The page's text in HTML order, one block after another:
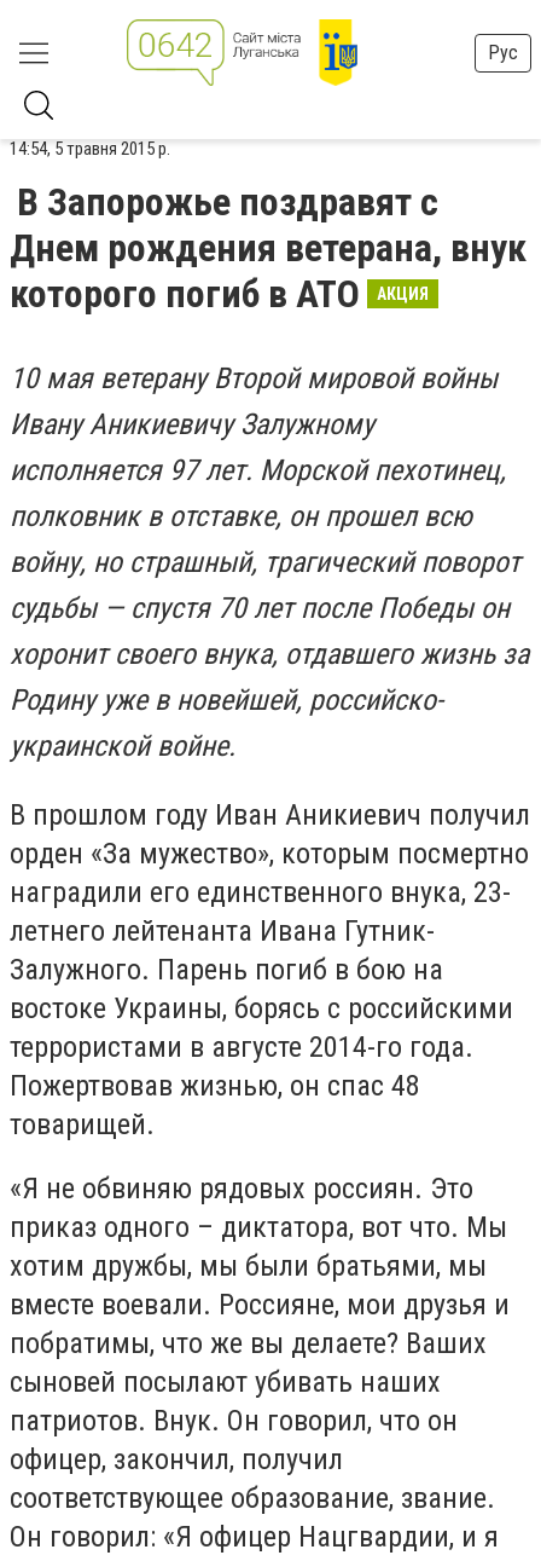
Рус
14:54, 5 травня 2015 р.
В Запорожье поздравят с
Днем рождения ветерана, внук
которого погиб в АТО
АКЦИЯ
10 мая ветерану Второй мировой войны
Ивану Аникиевичу Залужному
исполняется 97 лет. Морской пехотинец,
полковник в отставке, он прошел всю
войну, но страшный, трагический поворот
судьбы — спустя 70 лет после Победы он
хоронит своего внука, отдавшего жизнь за
Родину уже в новейшей, российско-
украинской войне.
В прошлом году Иван Аникиевич получил
орден «За мужество», которым посмертно
наградили его единственного внука, 23-
летнего лейтенанта Ивана Гутник-
Залужного. Парень погиб в бою на
востоке Украины, борясь с российскими
террористами в августе 2014-го года.
Пожертвовав жизнью, он спас 48
товарищей.
«Я не обвиняю рядовых россиян. Это
приказ одного – диктатора, вот что. Мы
хотим дружбы, мы были братьями, мы
вместе воевали. Россияне, мои друзья и
побратимы, что же вы делаете? Ваших
сыновей посылают убивать наших
патриотов. Внук. Он говорил, что он
офицер, закончил, получил
соответствующее образование, звание.
Он говорил: «Я офицер Нацгвардии, и я